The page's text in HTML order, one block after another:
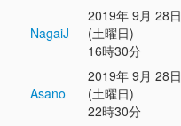
NagaiJ
2019年 9月 28日
(土曜日)
16時30分
Asano
2019年 9月 28日
(土曜日)
22時30分